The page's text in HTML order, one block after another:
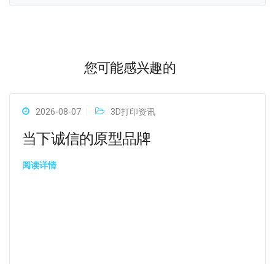
您可能感兴趣的
2026-08-07 3D打印资讯
当下诚信的原型品牌
阅读详情